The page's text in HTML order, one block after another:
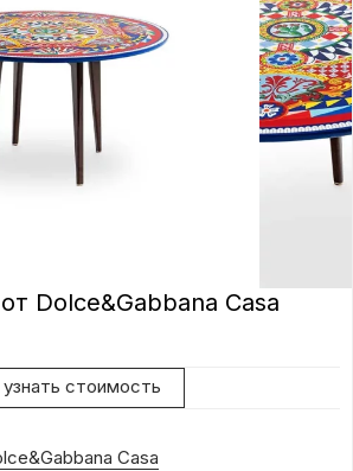
Dolce&Gabbana Casa
узнать стоимость
Casa